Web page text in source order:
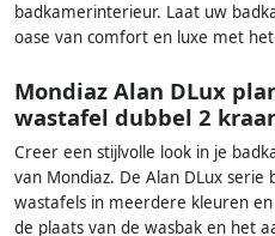
badkamerinterieur. Laat uw
oase van comfort en luxe met
Mondiaz Alan DLux
wastafel dubbel 2
Creer een stijlvolle look in je
van Mondiaz. De Alan DLux
wastafels in meerdere kleuren
de plaats van de wasbak en het